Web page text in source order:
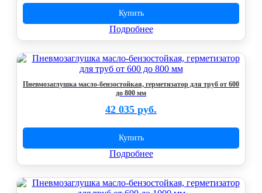
Купить
Подробнее
Пневмозаглушка масло-бензостойкая, герметизатор для труб от 600
до 800 мм
42 035 руб.
Купить
Подробнее